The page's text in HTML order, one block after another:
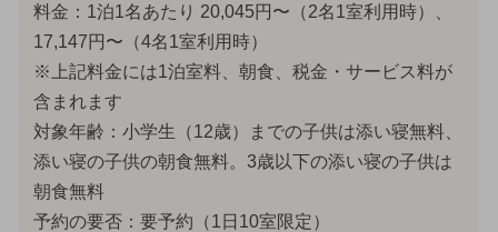
料金：1泊1名あたり 20,045円〜（2名1室利用時）、
17,147円〜（4名1室利用時）
※上記料金には1泊室料、朝食、税金・サービス料が
含まれます
対象年齢：小学生（12歳）までの子供は添い寝無料、
添い寝の子供の朝食無料。3歳以下の添い寝の子供は
朝食無料
予約の要否：要予約（1日10室限定）